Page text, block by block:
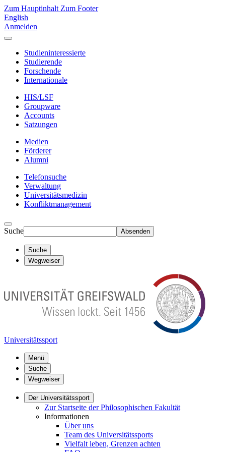
Zum Hauptinhalt Zum Footer
English
Anmelden
Studieninteressierte
Studierende
Forschende
Internationale
HIS/LSF
Groupware
Accounts
Satzungen
Medien
Förderer
Alumni
Telefonsuche
Verwaltung
Universitätsmedizin
Konfliktmanagement
Suche Absenden
Suche
Wegweiser
Universitätssport
Menü
Suche
Wegweiser
Der Universitätssport
Zur Startseite der Philosophischen Fakultät
Informationen
Über uns
Team des Universitätssports
Vielfalt leben, Grenzen achten